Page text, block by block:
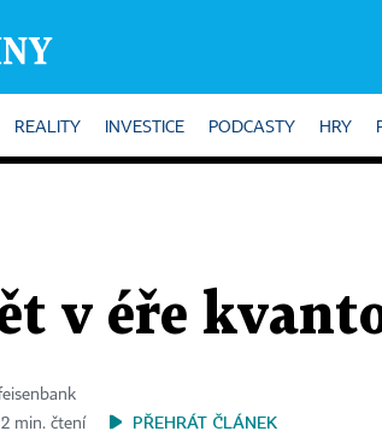
REALITY INVESTICE PODCASTY HRY
v éře
2 min. čtení
PŘEHRÁT ČLÁNEK